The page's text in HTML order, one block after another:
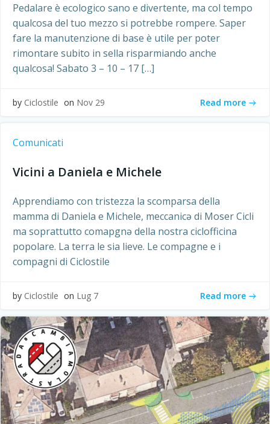
Pedalare è ecologico sano e divertente, ma col tempo
qualcosa del tuo mezzo si potrebbe rompere. Saper
fare la manutenzione di base è utile per poter
rimontare subito in sella risparmiando anche
qualcosa! Sabato 3 – 10 – 17 […]
by Ciclostile on Nov 29 Read more
Comunicati
Vicini a Daniela e Michele
Apprendiamo con tristezza la scomparsa della
mamma di Daniela e Michele, meccanicə di Moser Cicli
ma soprattutto comapgnə della nostra ciclofficina
popolare. La terra le sia lieve. Le compagne e i
compagni di Ciclostile
by Ciclostile on Lug 7 Read more